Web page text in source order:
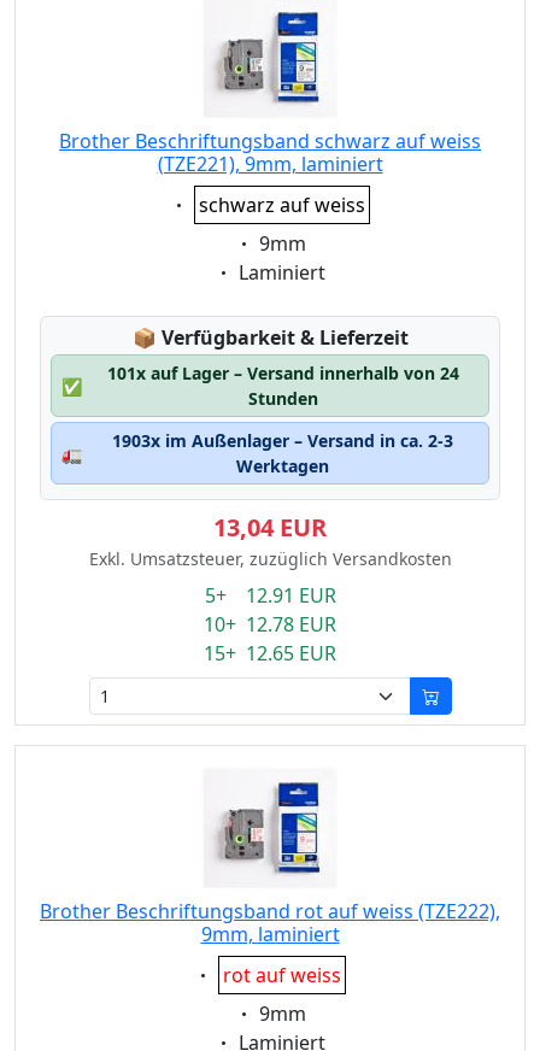
Brother Beschriftungsband schwarz auf weiss
(TZE221), 9mm, laminiert
Eigenschaft:
schwarz auf weiss
Eigenschaft:
9mm
Eigenschaft:
Laminiert
📦 Lagerstatus:
Verfügbarkeit & Lieferzeit
✅
101x auf Lager – Versand innerhalb von 24
Stunden
🚛
1903x im Außenlager – Versand in ca. 2-3
Werktagen
13,04 EUR
Exkl. Umsatzsteuer, zuzüglich Versandkosten
5+ 12.91 EUR
10+ 12.78 EUR
15+ 12.65 EUR
Brother Beschriftungsband rot auf weiss (TZE222),
9mm, laminiert
Eigenschaft:
rot auf weiss
Eigenschaft:
9mm
Eigenschaft:
Laminiert